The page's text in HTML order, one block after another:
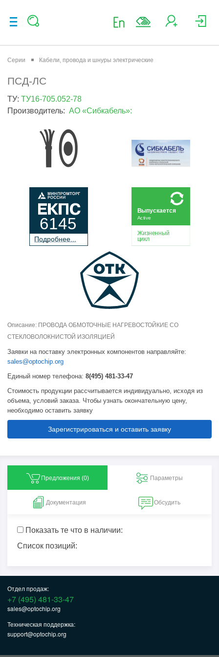
Серии Кабели, провода и шнуры электрические
ПСД-ЛС
ТУ: ТУ16-705.052-78
Производитель: АО «Сибкабель»:
Подробнее...
6145
Жизненный
цикл
Active
Выпускается
Описание: ПРОВОДА ОБМОТОЧНЫЕ НАГРЕВОСТОЙКИЕ СО
СТЕКЛОВОЛОКНИСТОЙ ИЗОЛЯЦИЕЙ
Заявки на поставку электронных компонентов направляйте:
sales@optochip.org
Единый номер телефона: 8(495) 481-33-47
Стоимость продукции рассчитывается индивидуально, исходя из
объема, условий заказа. Чтобы узнать окончательную цену,
необходимо оставить заявку
Зарегистрироваться и оставить заявку
Предложения (0) Параметры
Документация Обсудить
Показать те что в наличии:
Список позиций:
Отдел продаж:
+7 (495) 481-33-47
sales@optochip.org
Техническая поддержка:
support@optochip.org